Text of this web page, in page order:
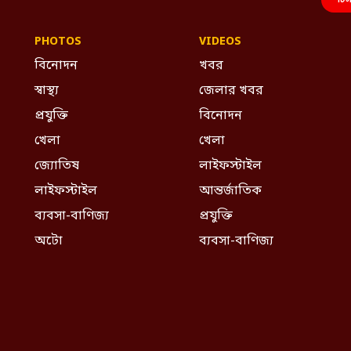
PHOTOS
বিনোদন
স্বাস্থ্য
প্রযুক্তি
খেলা
জ্যোতিষ
লাইফস্টাইল
ব্যবসা-বাণিজ্য
অটো
VIDEOS
খবর
জেলার খবর
বিনোদন
খেলা
লাইফস্টাইল
আন্তর্জাতিক
প্রযুক্তি
ব্যবসা-বাণিজ্য